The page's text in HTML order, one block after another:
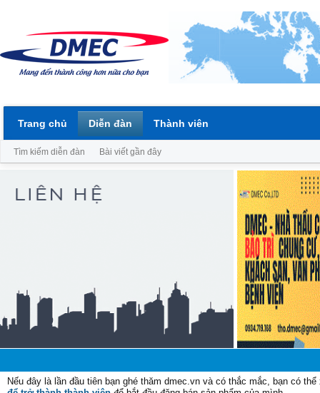
Nếu đây là lần đầu tiên bạn ghé thăm dmec.vn và có thắc mắc, bạn có
Trang chủ Diễn đàn
Tìm kiếm diễn đàn Bài viết gần đây
Thành viên